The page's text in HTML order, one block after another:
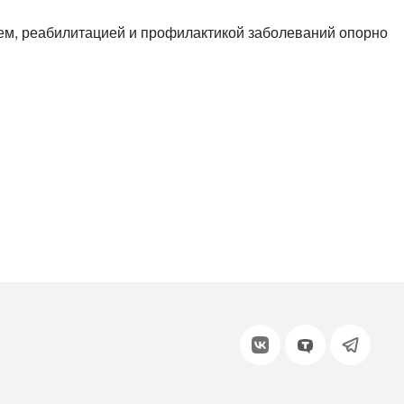
реабилитацией и профилактикой заболеваний опорно